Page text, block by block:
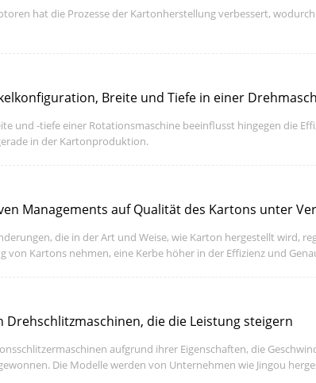
hat die Prozesse der Kartonherstellung verbessert,
Breite und Tiefe in einer
und -tiefe einer Rotationsmaschine beeinflusst hingegen die
in der Kartonproduktion.
Managements auf Qualität des Kartons unter
die in der Art und Weise, wie Karton hergestellt wird,
von Kartons nehmen, eine Kerbe höher in der Effizienz und
Drehschlitzmaschinen, die die Leistung steigern
aufgrund ihrer Eigenschaften, die
Die Modelle werden von Unternehmen wie Jingou